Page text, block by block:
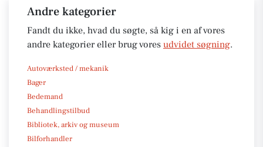
Andre kategorier
Fandt du ikke, hvad du søgte, så kig i en af vores
andre kategorier eller brug vores udvidet søgning.
Autoværksted / mekanik
Bager
Bedemand
Behandlingstilbud
Bibliotek, arkiv og museum
Bilforhandler